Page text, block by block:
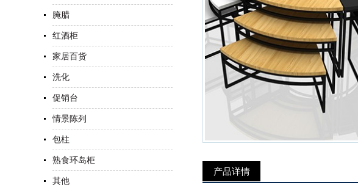
腌腊
红酒柜
家居百货
洗化
促销台
情景陈列
包柱
熟食环岛柜
其他
产品详情